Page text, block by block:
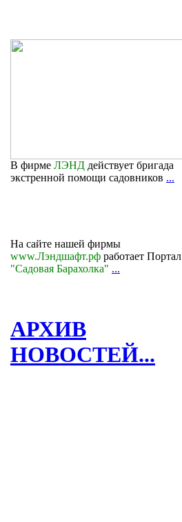
В фирме ЛЭНД действует бригада
экстренной помощи садовников ...
На сайте нашей фирмы
www.Лэндшафт.рф работает Портал
"Садовая Барахолка" ...
АРХИВ
НОВОСТЕЙ...